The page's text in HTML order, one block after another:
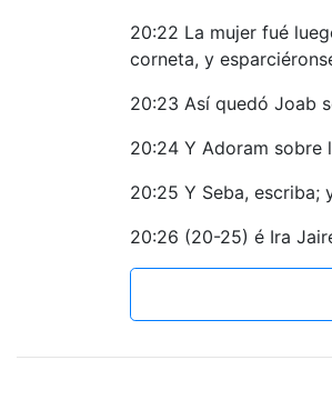
20:22 La mujer fué
corneta, y
20:23 Así quedó Joab
20:24 Y Adoram sobre
20:25 Y Seba, escriba;
20:26 (20-25) é Ira